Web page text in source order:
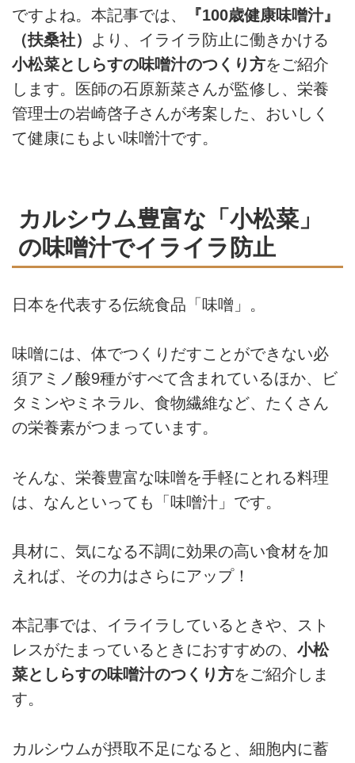
ですよね。本記事では、
『100歳健康味噌汁』
（扶桑社）
より、イライラ防止に働きかける
小松菜としらすの味噌汁のつくり方をご紹介
します。医師の石原新菜さんが監修し、栄養
管理士の岩崎啓子さんが考案した、おいしく
て健康にもよい味噌汁です。
カルシウム豊富な「小松菜」
の味噌汁でイライラ防止
日本を代表する伝統食品「味噌」。
味噌には、体でつくりだすことができない必
須アミノ酸9種がすべて含まれているほか、ビ
タミンやミネラル、食物繊維など、たくさん
の栄養素がつまっています。
そんな、栄養豊富な味噌を手軽にとれる料理
は、なんといっても「味噌汁」です。
具材に、気になる不調に効果の高い食材を加
えれば、その力はさらにアップ！
本記事では、イライラしているときや、スト
レスがたまっているときにおすすめの、 小松
菜としらすの味噌汁のつくり方をご紹介しま
す。
カルシウムが摂取不足になると、細胞内に蓄